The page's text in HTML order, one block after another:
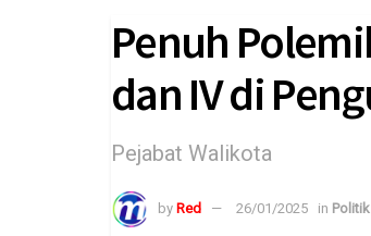
Penuh
dan IV di
Pejabat Walikota
by Red 26/01/2025 in Politik